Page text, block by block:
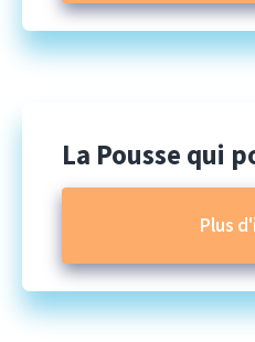
La Pousse qui
Plus